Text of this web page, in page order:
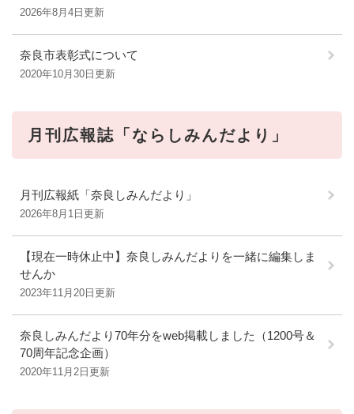
2026年8月4日更新
奈良市表彰式について
2020年10月30日更新
月刊広報誌「ならしみんだより」
月刊広報紙「奈良しみんだより」
2026年8月1日更新
【現在一時休止中】奈良しみんだよりを一緒に編集しま
せんか
2023年11月20日更新
奈良しみんだより70年分をweb掲載しました（1200号＆
70周年記念企画）
2020年11月2日更新